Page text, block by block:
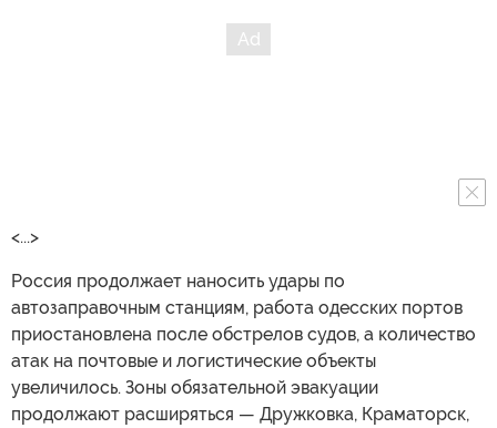
<...>
Россия продолжает наносить удары по
автозаправочным станциям, работа одесских портов
приостановлена после обстрелов судов, а количество
атак на почтовые и логистические объекты
увеличилось. Зоны обязательной эвакуации
продолжают расширяться — Дружковка, Краматорск,